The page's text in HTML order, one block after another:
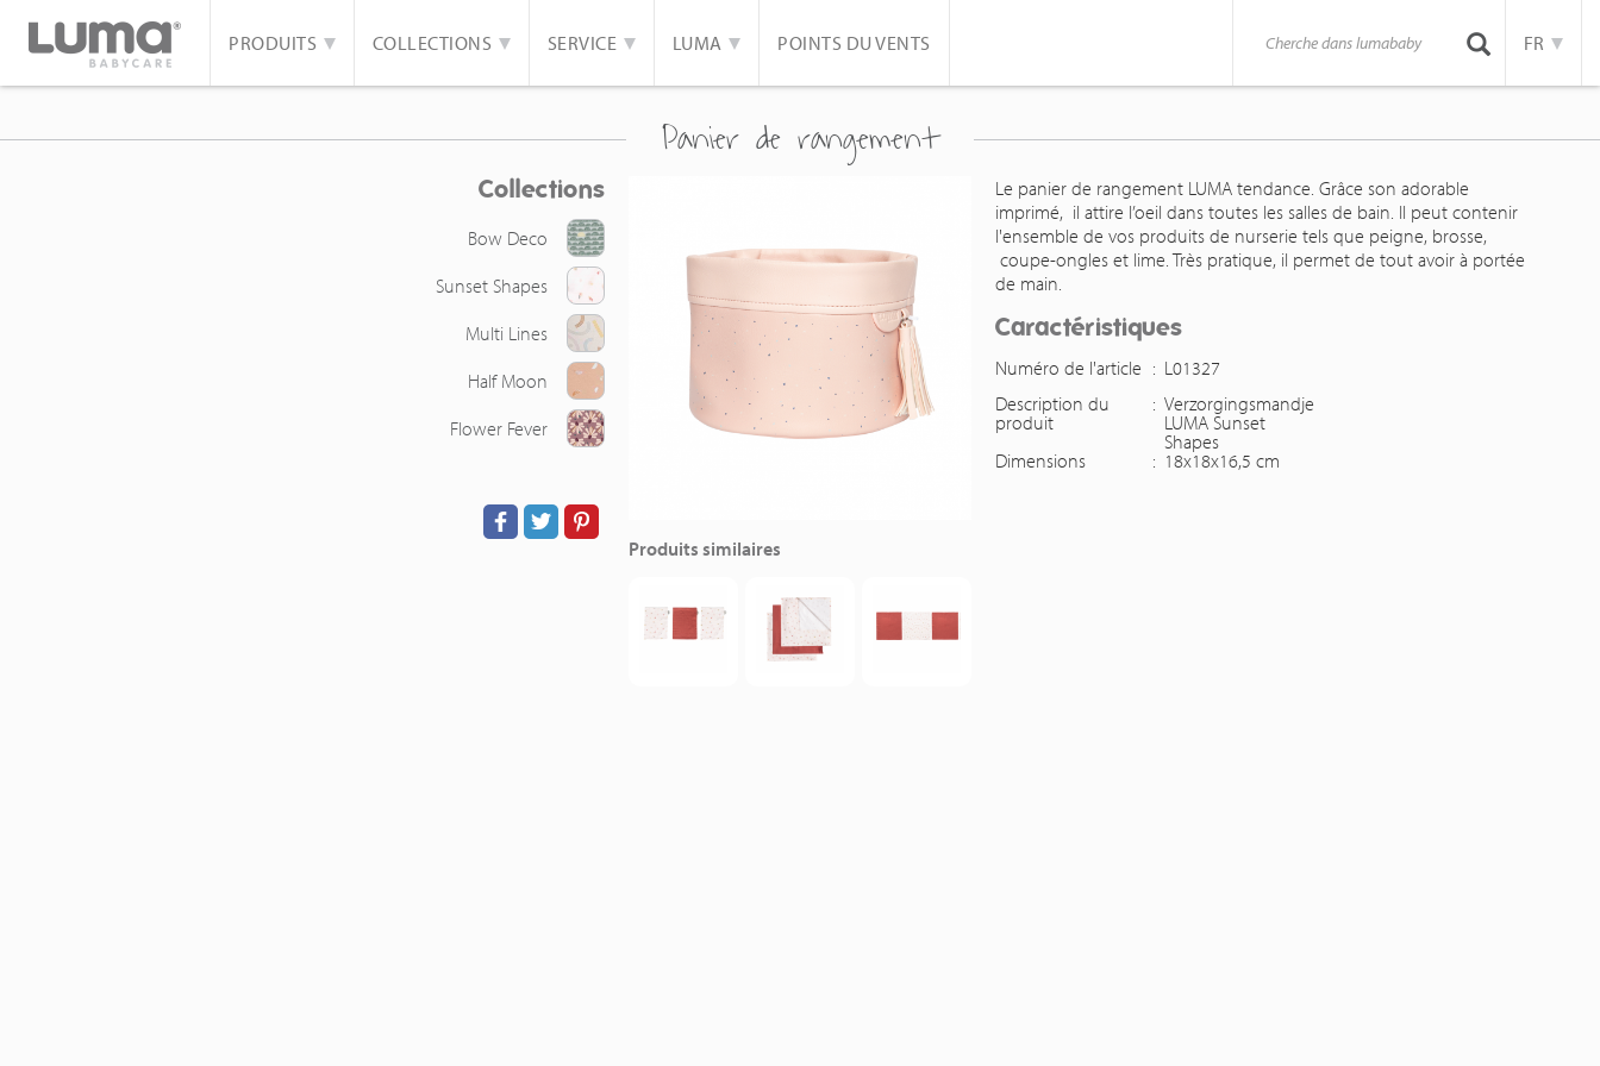
PRODUITS COLLECTIONS SERVICE LUMA POINTS DU VENTS FR
Panier de rangement
Collections
Bow Deco
Sunset Shapes
Multi Lines
Half Moon
Flower Fever
Produits similaires
Le panier de rangement LUMA tendance. Grâce son adorable
imprimé, il attire l’oeil dans toutes les salles de bain. Il peut contenir
l'ensemble de vos produits de nurserie tels que peigne, brosse,
coupe-ongles et lime. Très pratique, il permet de tout avoir à portée
de main.
Caractéristiques
Numéro de l'article : L01327
Description du
produit
: Verzorgingsmandje
LUMA Sunset
Shapes
Dimensions
: 18x18x16,5 cm